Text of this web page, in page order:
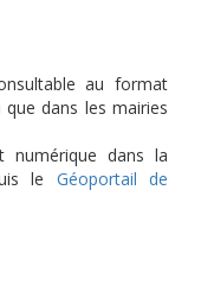
au format
que dans les mairies
numérique dans la
le Géoportail de